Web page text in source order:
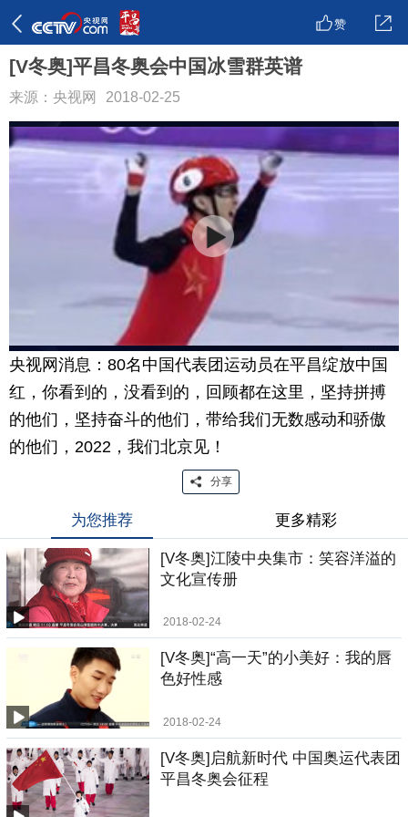
赞
[V冬奥]平昌冬奥会中国冰雪群英谱
来源：央视网 2018-02-25
央视网消息：80名中国代表团运动员在平昌绽放中国
红，你看到的，没看到的，回顾都在这里，坚持拼搏
的他们，坚持奋斗的他们，带给我们无数感动和骄傲
的他们，2022，我们北京见！
分享
为您推荐 更多精彩
[V冬奥]江陵中央集市：笑容洋溢的
文化宣传册
2018-02-24
[V冬奥]“高一天”的小美好：我的唇
色好性感
2018-02-24
[V冬奥]启航新时代 中国奥运代表团
平昌冬奥会征程